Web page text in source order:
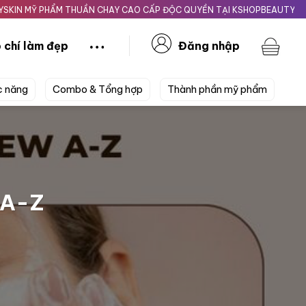
THUẦN CHAY CAO CẤP ĐỘC QUYỀN TẠI KSHOPBEAUTY.VN Giao
chí làm đẹp Đăng nhập
năng Combo & Tổng hợp Thành phần mỹ phẩm
Z